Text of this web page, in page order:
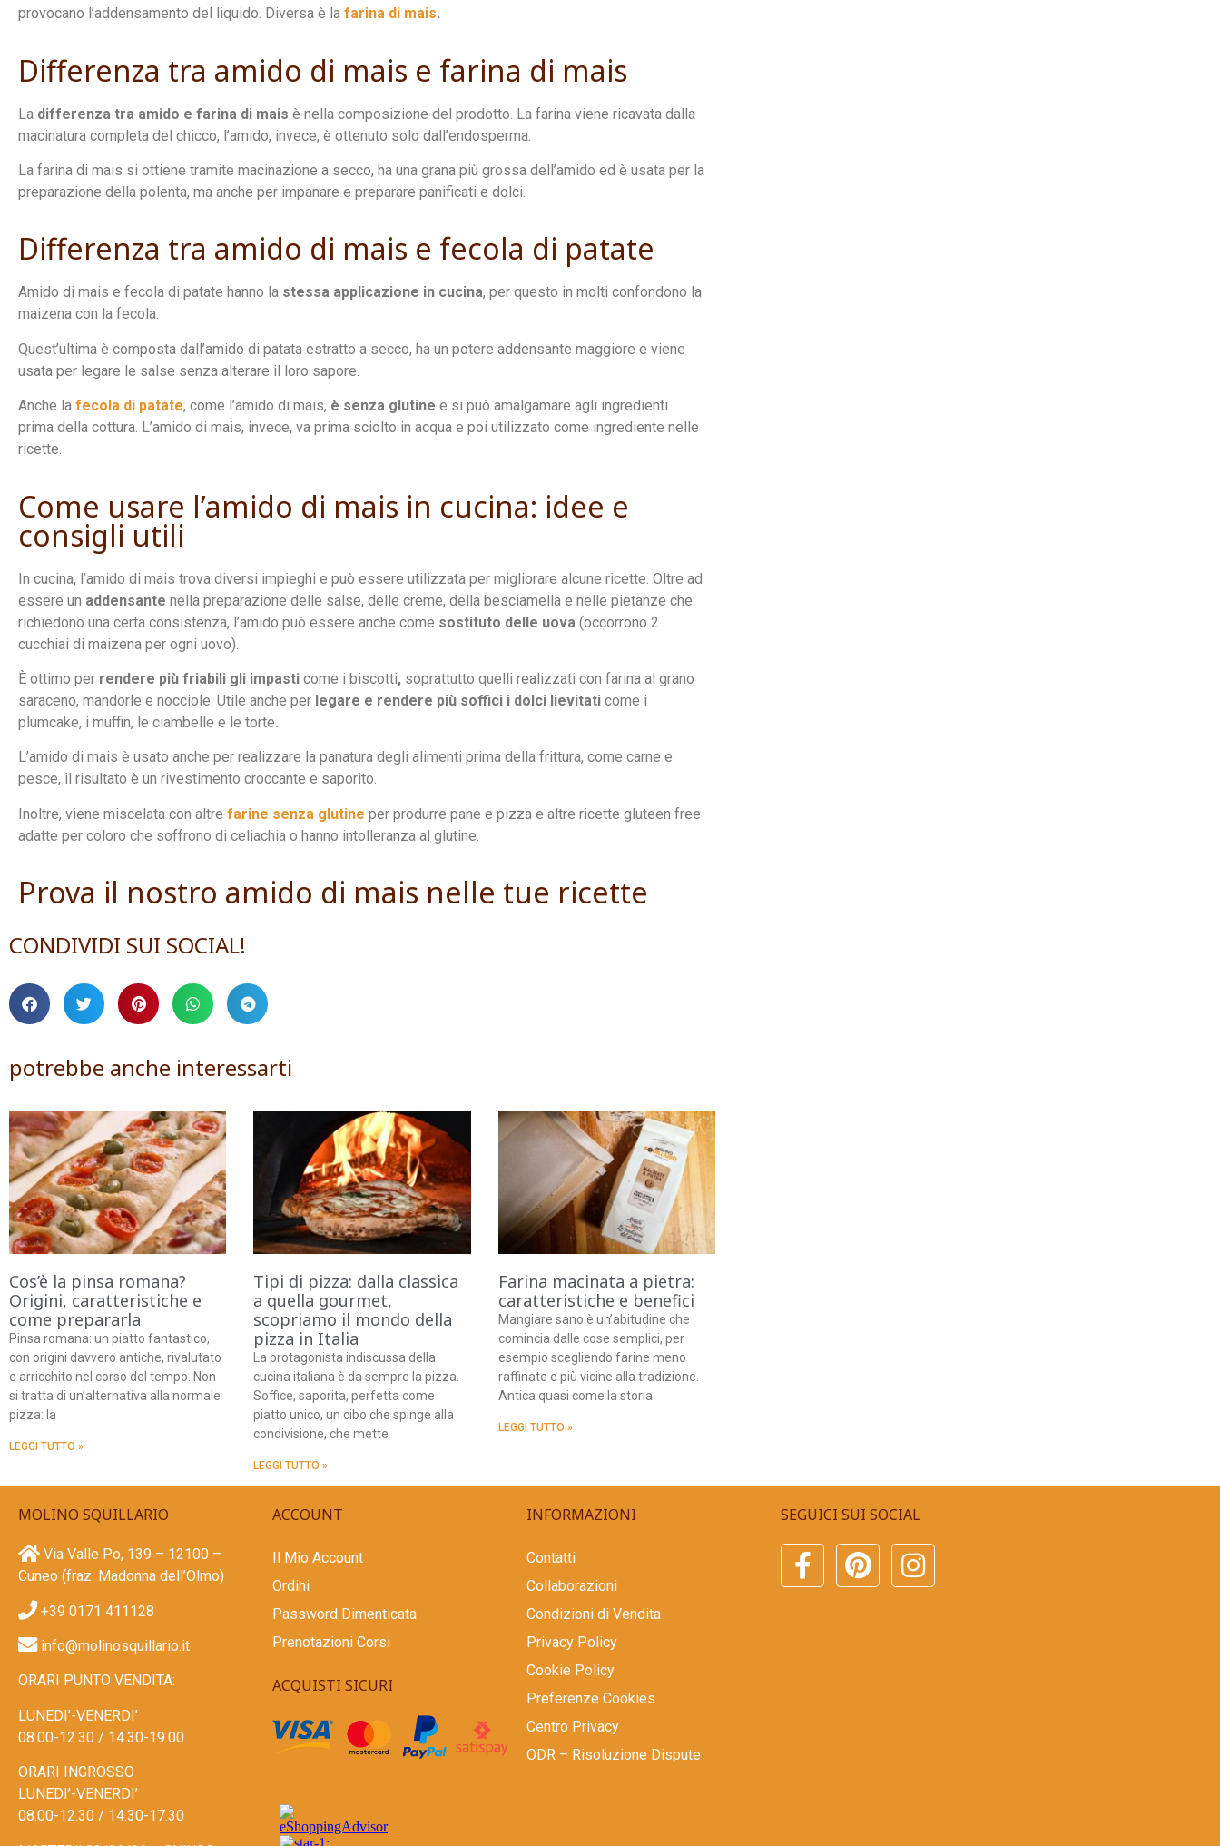
provocano l’addensamento del liquido. Diversa è la farina di mais.
Differenza tra amido di mais e farina di mais
La differenza tra amido e farina di mais è nella composizione del prodotto. La farina viene ricavata dalla
macinatura completa del chicco, l’amido, invece, è ottenuto solo dall’endosperma.
La farina di mais si ottiene tramite macinazione a secco, ha una grana più grossa dell’amido ed è usata per la
preparazione della polenta, ma anche per impanare e preparare panificati e dolci.
Differenza tra amido di mais e fecola di patate
Amido di mais e fecola di patate hanno la stessa applicazione in cucina, per questo in molti confondono la
maizena con la fecola.
Quest’ultima è composta dall’amido di patata estratto a secco, ha un potere addensante maggiore e viene
usata per legare le salse senza alterare il loro sapore.
Anche la fecola di patate, come l’amido di mais, è senza glutine e si può amalgamare agli ingredienti
prima della cottura. L’amido di mais, invece, va prima sciolto in acqua e poi utilizzato come ingrediente nelle
ricette.
Come usare l’amido di mais in cucina: idee e
consigli utili
In cucina, l’amido di mais trova diversi impieghi e può essere utilizzata per migliorare alcune ricette. Oltre ad
essere un addensante nella preparazione delle salse, delle creme, della besciamella e nelle pietanze che
richiedono una certa consistenza, l’amido può essere anche come sostituto delle uova (occorrono 2
cucchiai di maizena per ogni uovo).
È ottimo per rendere più friabili gli impasti come i biscotti, soprattutto quelli realizzati con farina al grano
saraceno, mandorle e nocciole. Utile anche per legare e rendere più soffici i dolci lievitati come i
plumcake, i muffin, le ciambelle e le torte.
L’amido di mais è usato anche per realizzare la panatura degli alimenti prima della frittura, come carne e
pesce, il risultato è un rivestimento croccante e saporito.
Inoltre, viene miscelata con altre farine senza glutine per produrre pane e pizza e altre ricette gluteen free
adatte per coloro che soffrono di celiachia o hanno intolleranza al glutine.
Prova il nostro amido di mais nelle tue ricette
CONDIVIDI SUI SOCIAL!
potrebbe anche interessarti
Cos’è la pinsa romana?
Origini, caratteristiche e
come prepararla
Pinsa romana: un piatto fantastico,
con origini davvero antiche, rivalutato
e arricchito nel corso del tempo. Non
si tratta di un’alternativa alla normale
pizza: la
LEGGI TUTTO »
Tipi di pizza: dalla classica
a quella gourmet,
scopriamo il mondo della
pizza in Italia
La protagonista indiscussa della
cucina italiana è da sempre la pizza.
Soffice, saporita, perfetta come
piatto unico, un cibo che spinge alla
condivisione, che mette
LEGGI TUTTO »
Farina macinata a pietra:
caratteristiche e benefici
Mangiare sano è un’abitudine che
comincia dalle cose semplici, per
esempio scegliendo farine meno
raffinate e più vicine alla tradizione.
Antica quasi come la storia
LEGGI TUTTO »
MOLINO SQUILLARIO
Via Valle Po, 139 – 12100 –
Cuneo (fraz. Madonna dell’Olmo)
+39 0171 411128​
info@molinosquillario.it
ORARI PUNTO VENDITA:
LUNEDI’-VENERDI’
08.00-12.30 / 14.30-19.00
ORARI INGROSSO
LUNEDI’-VENERDI’
08.00-12.30 / 14.30-17.30
ACCOUNT
Il Mio Account
Ordini
Password Dimenticata
Prenotazioni Corsi
ACQUISTI SICURI
INFORMAZIONI
Contatti
Collaborazioni
Condizioni di Vendita
Privacy Policy
Cookie Policy
Preferenze Cookies
Centro Privacy
ODR – Risoluzione Dispute
SEGUICI SUI SOCIAL